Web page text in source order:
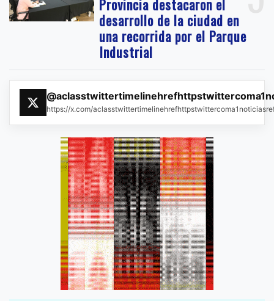
Provincia destacaron el
desarrollo de la ciudad en
una recorrida por el Parque
Industrial
https://x.com/